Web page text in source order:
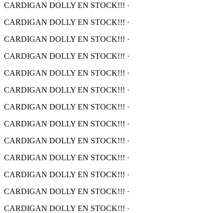
CARDIGAN DOLLY EN STOCK!!! ·
CARDIGAN DOLLY EN STOCK!!! ·
CARDIGAN DOLLY EN STOCK!!! ·
CARDIGAN DOLLY EN STOCK!!! ·
CARDIGAN DOLLY EN STOCK!!! ·
CARDIGAN DOLLY EN STOCK!!! ·
CARDIGAN DOLLY EN STOCK!!! ·
CARDIGAN DOLLY EN STOCK!!! ·
CARDIGAN DOLLY EN STOCK!!! ·
CARDIGAN DOLLY EN STOCK!!! ·
CARDIGAN DOLLY EN STOCK!!! ·
CARDIGAN DOLLY EN STOCK!!! ·
CARDIGAN DOLLY EN STOCK!!! ·